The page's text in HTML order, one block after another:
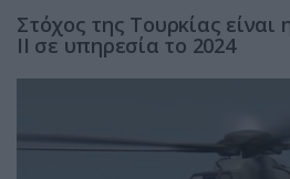
Στόχος της Τουρκίας είναι
ΙΙ σε υπηρεσία το 2024